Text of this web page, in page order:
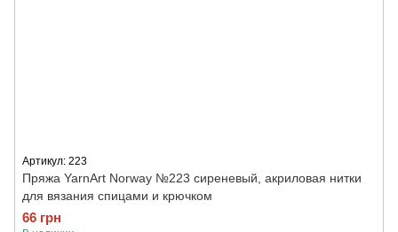
Артикул: 223
Пряжа YarnArt Norway №223 сиреневый, акриловая нитки
для вязания спицами и крючком
66 грн